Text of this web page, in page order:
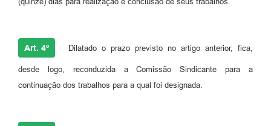
Art. 4º Dilatado o prazo previsto no artigo anterior, fica,
desde logo, reconduzida a Comissão Sindicante para a
continuação dos trabalhos para a qual foi designada.